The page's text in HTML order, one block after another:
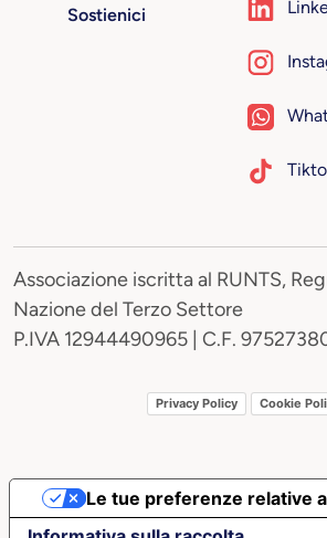
Sostienici
Associazione iscritta al RUNTS,
Nazione del Terzo Settore
P.IVA 12944490965 | C.F.
Privacy Policy Cookie
Le tue preferenze relative